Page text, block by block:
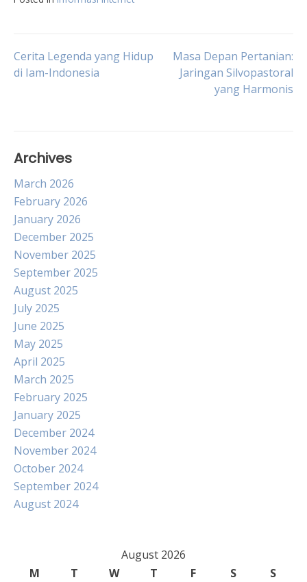
Post
Cerita Legenda yang Hidup
di Iam-Indonesia
Masa Depan Pertanian:
Jaringan Silvopastoral
yang Harmonis
Archives
March 2026
February 2026
January 2026
December 2025
November 2025
September 2025
August 2025
July 2025
June 2025
May 2025
April 2025
March 2025
February 2025
January 2025
December 2024
November 2024
October 2024
September 2024
August 2024
August 2026
M
T W T F S
S